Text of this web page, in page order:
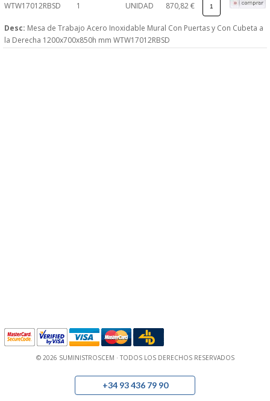
WTW17012RBSD 1 UNIDAD 870,82 €
Desc: Mesa de Trabajo Acero Inoxidable Mural Con Puertas y Con Cubeta a
la Derecha 1200x700x850h mm WTW17012RBSD
© 2026 SUMINISTROSCEM · TODOS LOS DERECHOS RESERVADOS
+34 93 436 79 90